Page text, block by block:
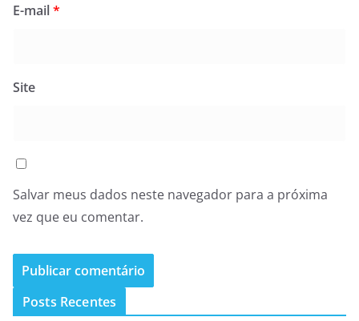
E-mail*
Site
Salvar meus dados neste navegador para a próxima
vez que eu comentar.
Posts Recentes